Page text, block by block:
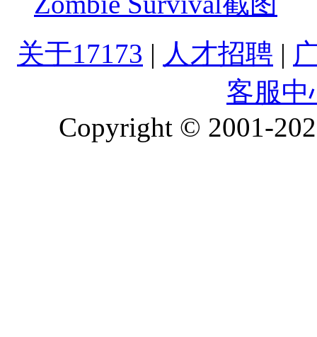
关于17173 | 人才招聘 |
客服中
Copyright © 2001-